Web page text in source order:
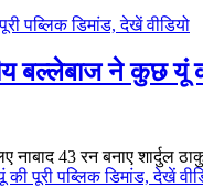
ने कुछ यूं की
नाबाद 43 रन बनाए
पूरी पब्लिक डिमांड, देखें